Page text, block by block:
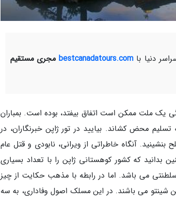
دنیا با bestcanadatours.com مجری مستقیم
یک ملت ممکن است اتفاق بیفتد، بوده است. بمباران
محض کشاند. بیایید در تور ژاپن خبرنگاران، در
آنگاه خاطراتی از ویرانی، نابودی و قتل عام
بدانید که کشور کوهستانی ژاپن را با تعداد بسیاری
می باشد. اما در رابطه با مذهب حکایت از چیز
شینتو می باشند. در این مسلک اصول وفاداری، به سه